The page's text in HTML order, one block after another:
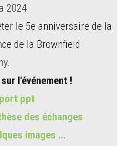
2024
le 5e anniversaire de la
de la Brownfield
l'événement !
ppt
des échanges
images ...